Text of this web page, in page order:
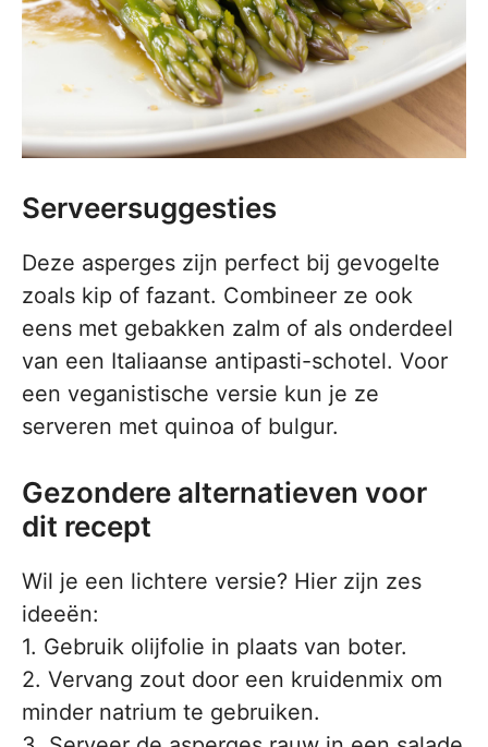
Serveersuggesties
Deze asperges zijn perfect bij gevogelte
zoals kip of fazant. Combineer ze ook
eens met gebakken zalm of als onderdeel
van een Italiaanse antipasti-schotel. Voor
een veganistische versie kun je ze
serveren met quinoa of bulgur.
Gezondere alternatieven voor
dit recept
Wil je een lichtere versie? Hier zijn zes
ideeën:
1. Gebruik olijfolie in plaats van boter.
2. Vervang zout door een kruidenmix om
minder natrium te gebruiken.